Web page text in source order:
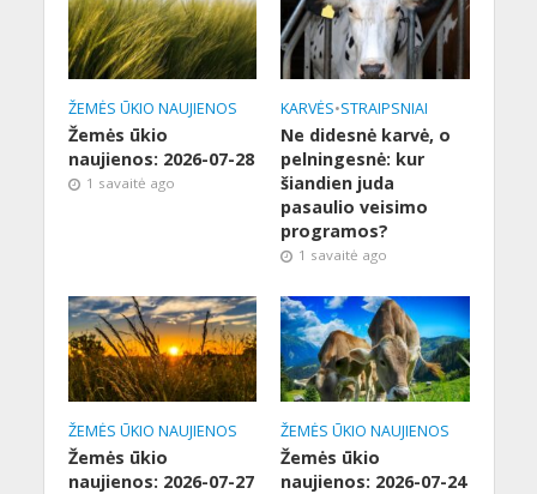
ŽEMĖS ŪKIO NAUJIENOS
Žemės ūkio
naujienos: 2026-07-28
1 savaitė ago
KARVĖS•STRAIPSNIAI
Ne didesnė karvė, o
pelningesnė: kur
šiandien juda
pasaulio veisimo
programos?
1 savaitė ago
ŽEMĖS ŪKIO NAUJIENOS
Žemės ūkio
naujienos: 2026-07-27
ŽEMĖS ŪKIO NAUJIENOS
Žemės ūkio
naujienos: 2026-07-24